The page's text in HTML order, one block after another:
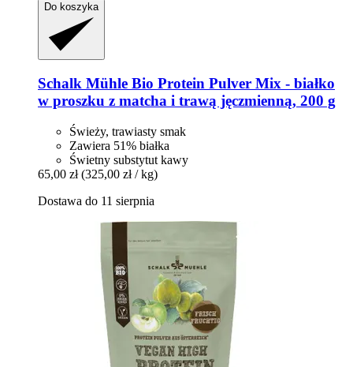
Do koszyka
Schalk Mühle Bio Protein Pulver Mix -​ białko
w proszku z matcha i trawą jęczmienną, 200 g
Świeży, trawiasty smak
Zawiera 51% białka
Świetny substytut kawy
65,00 zł (325,00 zł / kg)
Dostawa do 11 sierpnia